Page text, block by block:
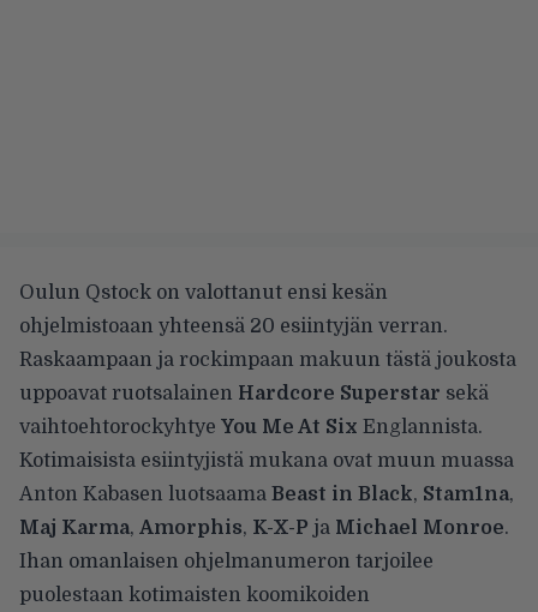
Oulun Qstock on valottanut ensi kesän
ohjelmistoaan yhteensä 20 esiintyjän verran.
Raskaampaan ja rockimpaan makuun tästä joukosta
uppoavat ruotsalainen Hardcore Superstar sekä
vaihtoehtorockyhtye You Me At Six Englannista.
Kotimaisista esiintyjistä mukana ovat muun muassa
Anton Kabasen luotsaama Beast in Black, Stam1na,
Maj Karma, Amorphis, K-X-P ja Michael Monroe.
Ihan omanlaisen ohjelmanumeron tarjoilee
puolestaan kotimaisten koomikoiden